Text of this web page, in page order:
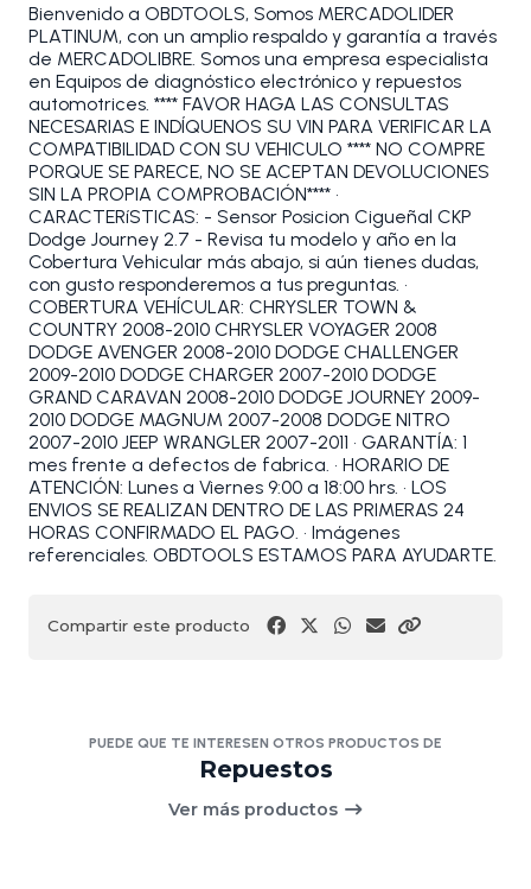
Bienvenido a OBDTOOLS, Somos MERCADOLIDER
PLATINUM, con un amplio respaldo y garantía a través
de MERCADOLIBRE. Somos una empresa especialista
en Equipos de diagnóstico electrónico y repuestos
automotrices. **** FAVOR HAGA LAS CONSULTAS
NECESARIAS E INDÍQUENOS SU VIN PARA VERIFICAR LA
COMPATIBILIDAD CON SU VEHICULO **** NO COMPRE
PORQUE SE PARECE, NO SE ACEPTAN DEVOLUCIONES
SIN LA PROPIA COMPROBACIÓN**** •
CARACTERíSTICAS: - Sensor Posicion Cigueñal CKP
Dodge Journey 2.7 - Revisa tu modelo y año en la
Cobertura Vehicular más abajo, si aún tienes dudas,
con gusto responderemos a tus preguntas. •
COBERTURA VEHÍCULAR: CHRYSLER TOWN &
COUNTRY 2008-2010 CHRYSLER VOYAGER 2008
DODGE AVENGER 2008-2010 DODGE CHALLENGER
2009-2010 DODGE CHARGER 2007-2010 DODGE
GRAND CARAVAN 2008-2010 DODGE JOURNEY 2009-
2010 DODGE MAGNUM 2007-2008 DODGE NITRO
2007-2010 JEEP WRANGLER 2007-2011 • GARANTÍA: 1
mes frente a defectos de fabrica. • HORARIO DE
ATENCIÓN: Lunes a Viernes 9:00 a 18:00 hrs. • LOS
ENVIOS SE REALIZAN DENTRO DE LAS PRIMERAS 24
HORAS CONFIRMADO EL PAGO. • Imágenes
referenciales. OBDTOOLS ESTAMOS PARA AYUDARTE.
Compartir este producto
PUEDE QUE TE INTERESEN OTROS PRODUCTOS DE
Repuestos
Ver más productos